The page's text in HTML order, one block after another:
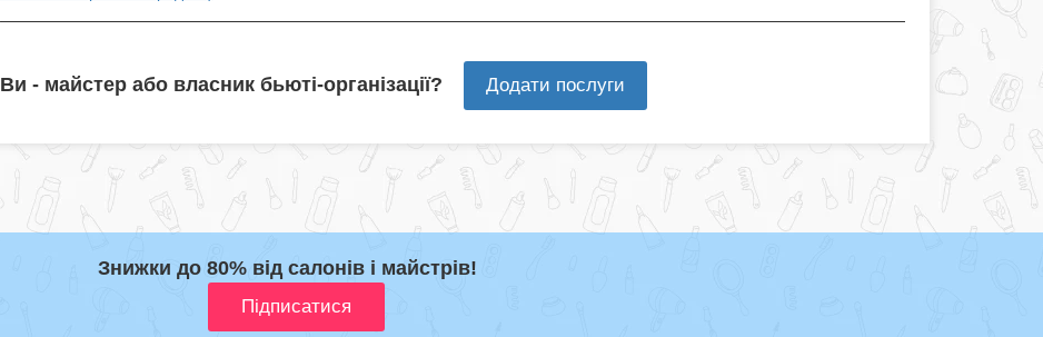
Ви - майстер або власник бьюті-організації? Додати послуги
Знижки до 80% від салонів і майстрів!